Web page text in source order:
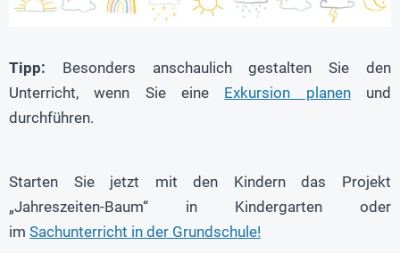
Tipp: Besonders anschaulich gestalten Sie den
Unterricht, wenn Sie eine Exkursion planenund
durchführen.
Starten Sie jetzt mit den Kindern das Projekt
„Jahreszeiten-Baum“ in Kindergarten oder
im Sachunterricht in der Grundschule!